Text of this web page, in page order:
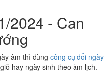
2024 - Can
âm thì dùng công cụ đổi ngày
hay ngày sinh theo âm lịch.